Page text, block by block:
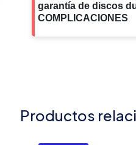
garantía de discos
COMPLICACIONES
Productos